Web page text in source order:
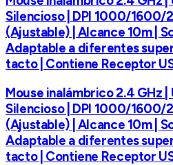
Silencioso | DPI 1000/
(Ajustable) | Alcance 10m |
Adaptable a diferentes
tacto | Contiene Receptor
Mouse inalámbrico 2.4 GHz
Silencioso | DPI 1000/
(Ajustable) | Alcance 10m |
Adaptable a diferentes
tacto | Contiene Receptor